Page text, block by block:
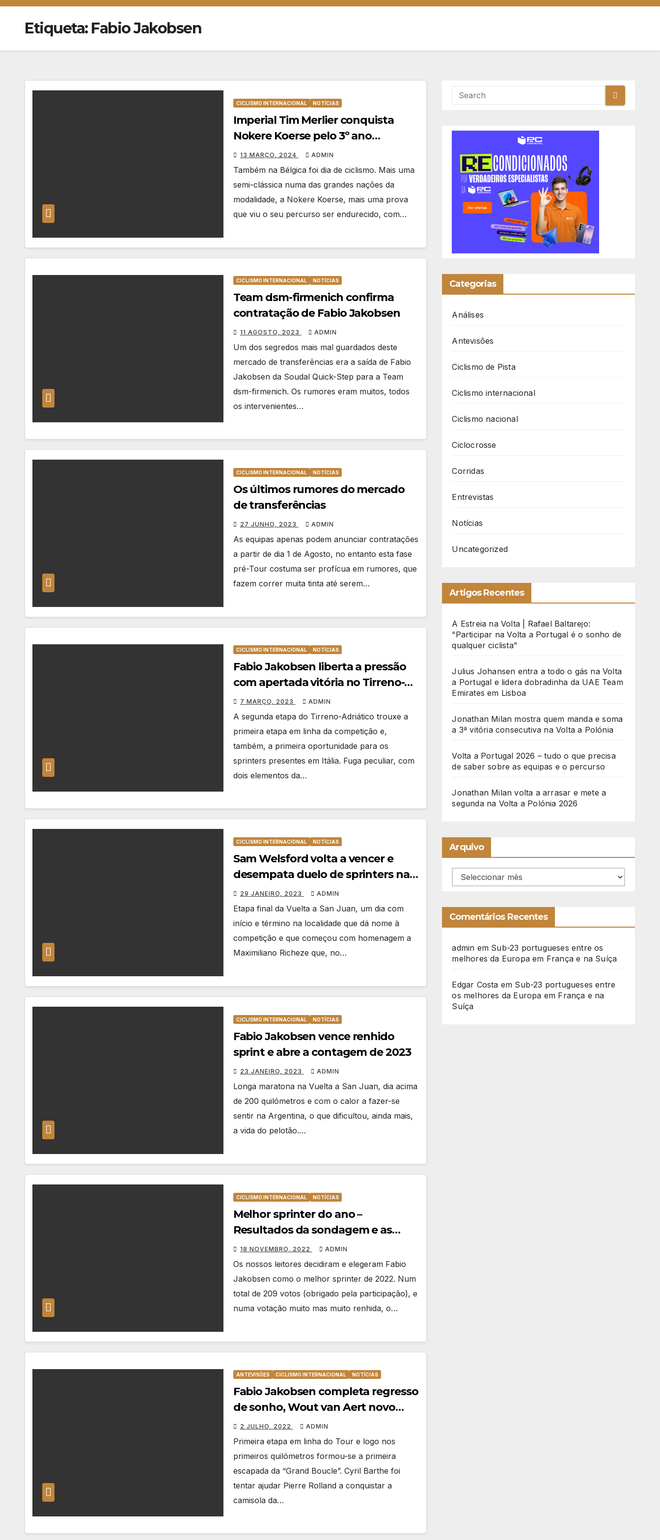
Etiqueta: Fabio Jakobsen
CICLISMO INTERNACIONAL NOTÍCIAS
Imperial Tim Merlier conquista
Nokere Koerse pelo 3º ano
consecutivo
13 MARÇO, 2024 ADMIN
Também na Bélgica foi dia de ciclismo. Mais uma
semi-clássica numa das grandes nações da
modalidade, a Nokere Koerse, mais uma prova
que viu o seu percurso ser endurecido, com…
CICLISMO INTERNACIONAL NOTÍCIAS
Team dsm-firmenich confirma
contratação de Fabio Jakobsen
11 AGOSTO, 2023 ADMIN
Um dos segredos mais mal guardados deste
mercado de transferências era a saída de Fabio
Jakobsen da Soudal Quick-Step para a Team
dsm-firmenich. Os rumores eram muitos, todos
os intervenientes…
CICLISMO INTERNACIONAL NOTÍCIAS
Os últimos rumores do mercado
de transferências
27 JUNHO, 2023 ADMIN
As equipas apenas podem anunciar contratações
a partir de dia 1 de Agosto, no entanto esta fase
pré-Tour costuma ser profícua em rumores, que
fazem correr muita tinta até serem…
CICLISMO INTERNACIONAL NOTÍCIAS
Fabio Jakobsen liberta a pressão
com apertada vitória no Tirreno-
Adriático
7 MARÇO, 2023 ADMIN
A segunda etapa do Tirreno-Adriático trouxe a
primeira etapa em linha da competição e,
também, a primeira oportunidade para os
sprinters presentes em Itália. Fuga peculiar, com
dois elementos da…
CICLISMO INTERNACIONAL NOTÍCIAS
Sam Welsford volta a vencer e
desempata duelo de sprinters na
Vuelta a San Juan
29 JANEIRO, 2023 ADMIN
Etapa final da Vuelta a San Juan, um dia com
início e término na localidade que dá nome à
competição e que começou com homenagem a
Maximiliano Richeze que, no…
CICLISMO INTERNACIONAL NOTÍCIAS
Fabio Jakobsen vence renhido
sprint e abre a contagem de 2023
23 JANEIRO, 2023 ADMIN
Longa maratona na Vuelta a San Juan, dia acima
de 200 quilómetros e com o calor a fazer-se
sentir na Argentina, o que dificultou, ainda mais,
a vida do pelotão.…
CICLISMO INTERNACIONAL NOTÍCIAS
Melhor sprinter do ano –
Resultados da sondagem e as
nossas escolhas
18 NOVEMBRO, 2022 ADMIN
Os nossos leitores decidiram e elegeram Fabio
Jakobsen como o melhor sprinter de 2022. Num
total de 209 votos (obrigado pela participação), e
numa votação muito mas muito renhida, o…
ANTEVISÕES CICLISMO INTERNACIONAL NOTÍCIAS
Fabio Jakobsen completa regresso
de sonho, Wout van Aert novo
líder do Tour
2 JULHO, 2022 ADMIN
Primeira etapa em linha do Tour e logo nos
primeiros quilómetros formou-se a primeira
escapada da “Grand Boucle”. Cyril Barthe foi
tentar ajudar Pierre Rolland a conquistar a
camisola da…
Categorias
Análises
Antevisões
Ciclismo de Pista
Ciclismo internacional
Ciclismo nacional
Ciclocrosse
Corridas
Entrevistas
Notícias
Uncategorized
Artigos Recentes
A Estreia na Volta | Rafael Baltarejo:
“Participar na Volta a Portugal é o sonho de
qualquer ciclista”
Julius Johansen entra a todo o gás na Volta
a Portugal e lidera dobradinha da UAE Team
Emirates em Lisboa
Jonathan Milan mostra quem manda e soma
a 3ª vitória consecutiva na Volta a Polónia
Volta a Portugal 2026 – tudo o que precisa
de saber sobre as equipas e o percurso
Jonathan Milan volta a arrasar e mete a
segunda na Volta a Polónia 2026
Arquivo
Arquivo
Comentários Recentes
admin em Sub-23 portugueses entre os
melhores da Europa em França e na Suíça
Edgar Costa em Sub-23 portugueses entre
os melhores da Europa em França e na
Suíça